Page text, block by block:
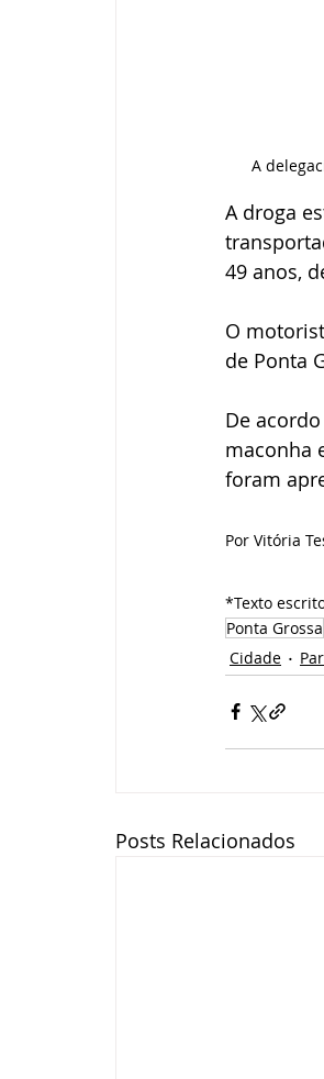
A
A droga
49 anos,
O
de Ponta
De
maconha
foram
Por Vitória
*Texto
Ponta Grossa
Cidade
Posts Relacionados